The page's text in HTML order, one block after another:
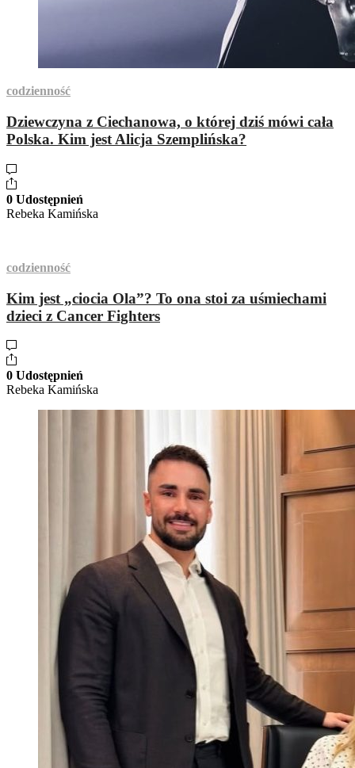
codzienność
Dziewczyna z Ciechanowa, o której dziś mówi cała
Polska. Kim jest Alicja Szemplińska?
0 Udostępnień
Rebeka Kamińska
codzienność
Kim jest „ciocia Ola”? To ona stoi za uśmiechami
dzieci z Cancer Fighters
0 Udostępnień
Rebeka Kamińska